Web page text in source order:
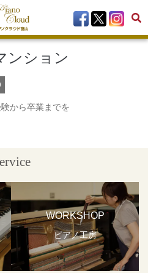
ンション
から卒業までを
WORKSHOP
ピアノ工房